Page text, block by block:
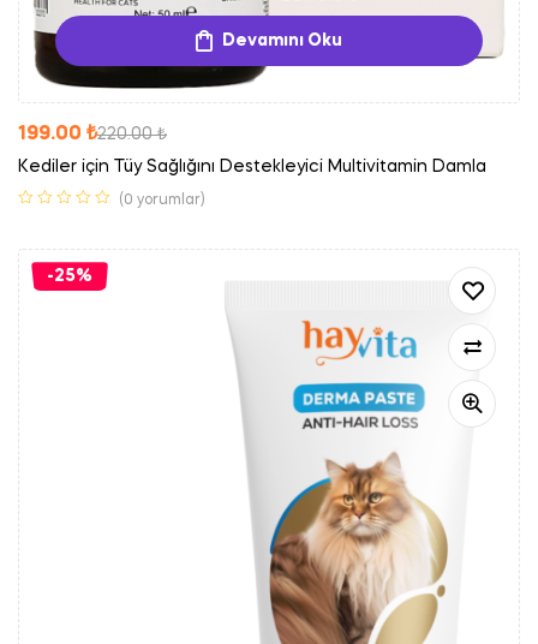
Devamını Oku
220.00₺
199.00 ₺
Kediler için Tüy Sağlığını Destekleyici Multivitamin Damla
(0 yorumlar)
-25%